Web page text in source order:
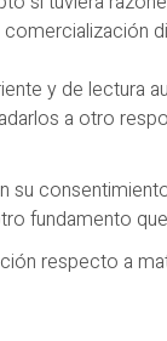
y de lectura
a otro
su
fundamento
respecto a